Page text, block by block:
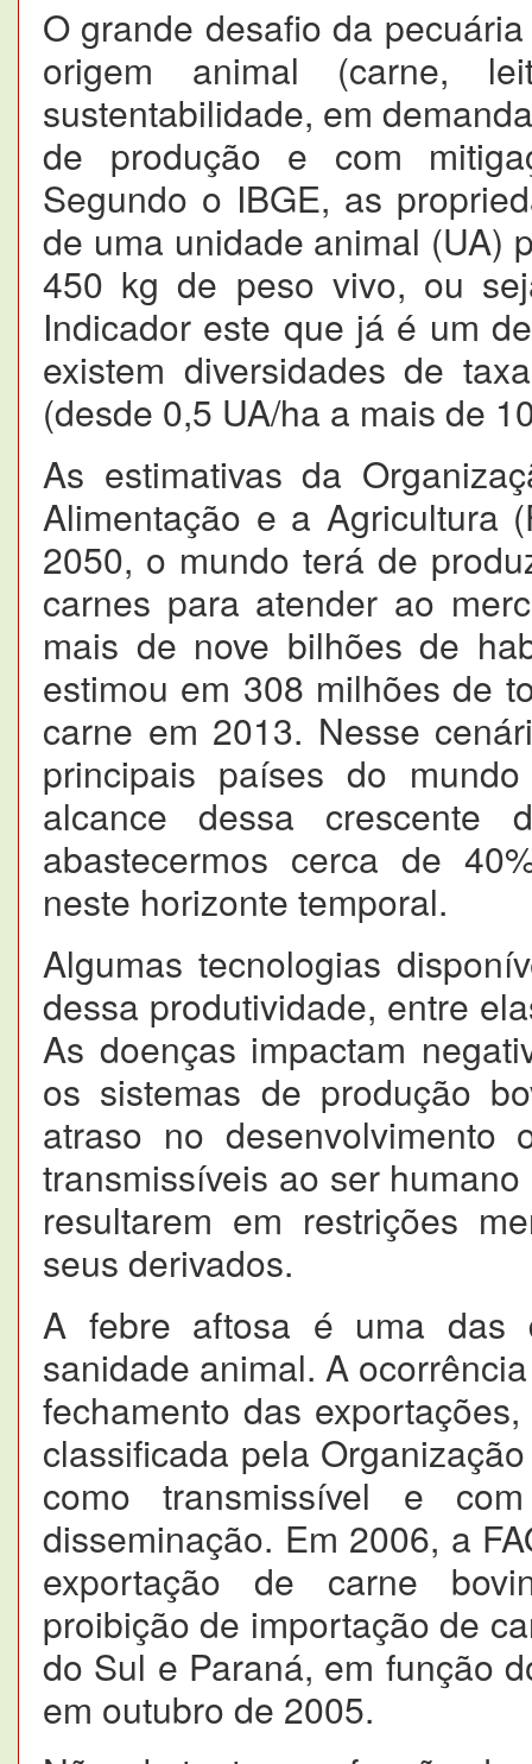
O grande desafio da
origem animal (carne,
sustentabilidade, em
de produção e com
Segundo o IBGE, as
de uma unidade animal (UA)
450 kg de peso vivo, ou
Indicador este que já é um
existem diversidades de
(desde 0,5 UA/ha a mais de
As estimativas da
Alimentação e a Agricultura
2050, o mundo terá de
carnes para atender ao
mais de nove bilhões de
estimou em 308 milhões de
carne em 2013. Nesse
principais países do
alcance dessa crescente
abastecermos cerca de
neste horizonte temporal.
Algumas tecnologias
dessa produtividade, entre
As doenças impactam
os sistemas de produção
atraso no
transmissíveis ao ser
resultarem em restrições
seus derivados.
A febre aftosa é uma das
sanidade animal. A
fechamento das
classificada pela
como transmissível e
disseminação. Em 2006, a
exportação de carne
proibição de importação de
do Sul e Paraná, em função
em outubro de 2005.